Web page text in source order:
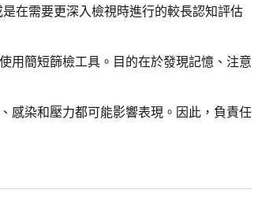
在需要更深入檢視時進行的較長認知評估
用簡短篩檢工具。目的在於發現記憶、注意
感染和壓力都可能影響表現。因此，負責任